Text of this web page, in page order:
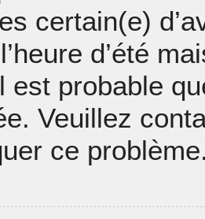
certain(e)
d’été
est probable
Veuillez
ce